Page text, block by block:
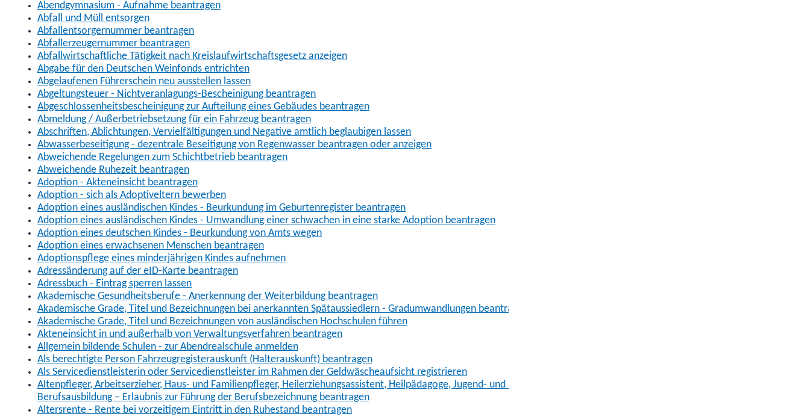
Abendgymnasium - Aufnahme beantragen
Abfall und Müll entsorgen
Abfallentsorgernummer beantragen
Abfallerzeugernummer beantragen
Abfallwirtschaftliche Tätigkeit nach Kreislaufwirtschaftsgesetz anzeigen
Abgabe für den Deutschen Weinfonds entrichten
Abgelaufenen Führerschein neu ausstellen lassen
Abgeltungsteuer - Nichtveranlagungs-Bescheinigung beantragen
Abgeschlossenheitsbescheinigung zur Aufteilung eines Gebäudes beantragen
Abmeldung / Außerbetriebsetzung für ein Fahrzeug beantragen
Abschriften, Ablichtungen, Vervielfältigungen und Negative amtlich beglaubigen lassen
Abwasserbeseitigung - dezentrale Beseitigung von Regenwasser beantragen oder anzeigen
Abweichende Regelungen zum Schichtbetrieb beantragen
Abweichende Ruhezeit beantragen
Adoption - Akteneinsicht beantragen
Adoption - sich als Adoptiveltern bewerben
Adoption eines ausländischen Kindes - Beurkundung im Geburtenregister beantragen
Adoption eines ausländischen Kindes - Umwandlung einer schwachen in eine starke Adoption beantragen
Adoption eines deutschen Kindes - Beurkundung von Amts wegen
Adoption eines erwachsenen Menschen beantragen
Adoptionspflege eines minderjährigen Kindes aufnehmen
Adressänderung auf der eID-Karte beantragen
Adressbuch - Eintrag sperren lassen
Akademische Gesundheitsberufe - Anerkennung der Weiterbildung beantragen
Akademische Grade, Titel und Bezeichnungen bei anerkannten Spätaussiedlern - Gradumwandlungen beantragen
Akademische Grade, Titel und Bezeichnungen von ausländischen Hochschulen führen
Akteneinsicht in und außerhalb von Verwaltungsverfahren beantragen
Allgemein bildende Schulen - zur Abendrealschule anmelden
Als berechtigte Person Fahrzeugregisterauskunft (Halterauskunft) beantragen
Als Servicedienstleisterin oder Servicedienstleister im Rahmen der Geldwäscheaufsicht registrieren
Altenpfleger, Arbeitserzieher, Haus- und Familienpfleger, Heilerziehungsassistent, Heilpädagoge, Jugend- und Heimerzieher, Sozialarbeiter, Sozialpädagoge mit ausländischer
Berufsausbildung – Erlaubnis zur Führung der Berufsbezeichnung beantragen
Altersrente - Rente bei vorzeitigem Eintritt in den Ruhestand beantragen